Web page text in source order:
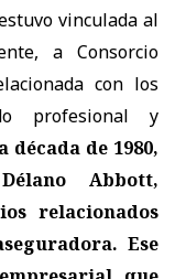
vinculada al
a Consorcio
con los
profesional y
década de 1980,
Abbott,
relacionados
Ese